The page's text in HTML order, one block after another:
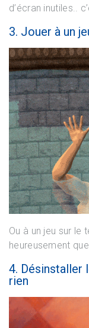
d’écran inutiles..
3. Jouer à un
Ou à un jeu sur le
heureusement
4. Désinstaller
rien